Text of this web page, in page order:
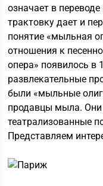
означает в
трактовку дает и
понятие «мыльная
отношения к
опера» появилось в
развлекательные
были «мыльные
продавцы мыла.
театрализованные
Представляем